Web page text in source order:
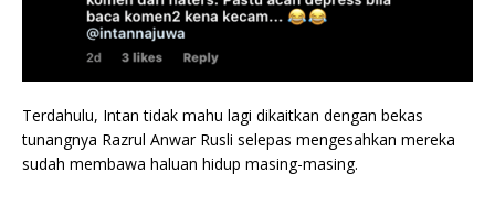
Terdahulu, Intan tidak mahu lagi dikaitkan dengan bekas
tunangnya Razrul Anwar Rusli selepas mengesahkan mereka
sudah membawa haluan hidup masing-masing.